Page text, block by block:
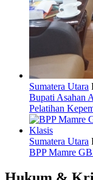
Sumatera Utara
Bupati Asahan
Pelatihan
Sumatera Utara
BPP Mamre